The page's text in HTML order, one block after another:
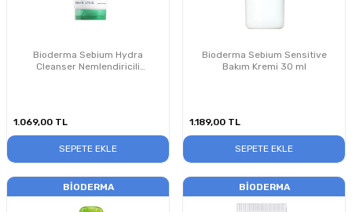
Bioderma Sebium Hydra
Cleanser Nemlendiricili
1.069,00 TL
SEPETE EKLE
Bioderma Sebium Sensitive
Bakım Kremi 30 ml
1.189,00 TL
SEPETE EKLE
BIODERMA BIODERMA